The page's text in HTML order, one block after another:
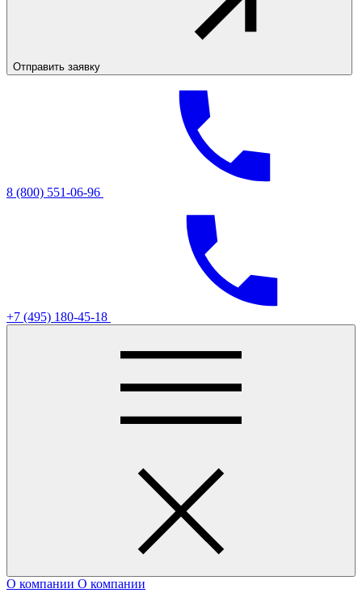
Отправить заявку
8 (800) 551-06-96
+7 (495) 180-45-18
О компании О компании